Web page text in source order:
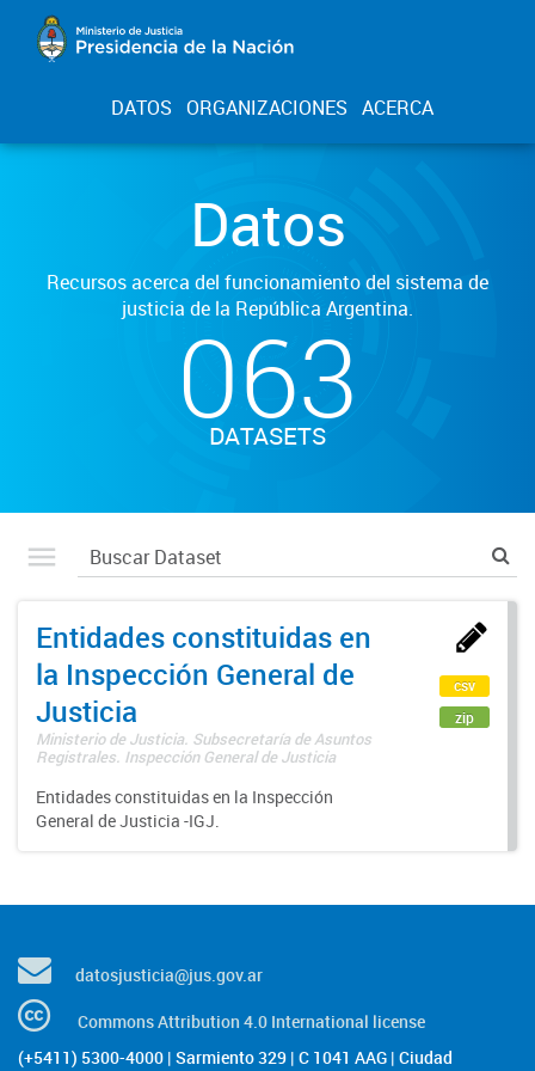
DATOS ORGANIZACIONES ACERCA
Datos
Recursos acerca del funcionamiento del sistema de
justicia de la República Argentina.
063
DATASETS
Entidades constituidas en
la Inspección General de
Justicia
Ministerio de Justicia. Subsecretaría de Asuntos
Registrales. Inspección General de Justicia
Entidades constituidas en la Inspección
General de Justicia -IGJ.
csv
zip
datosjusticia@jus.gov.ar
Commons Attribution 4.0 International license
(+5411) 5300-4000 | Sarmiento 329 | C 1041 AAG | Ciudad